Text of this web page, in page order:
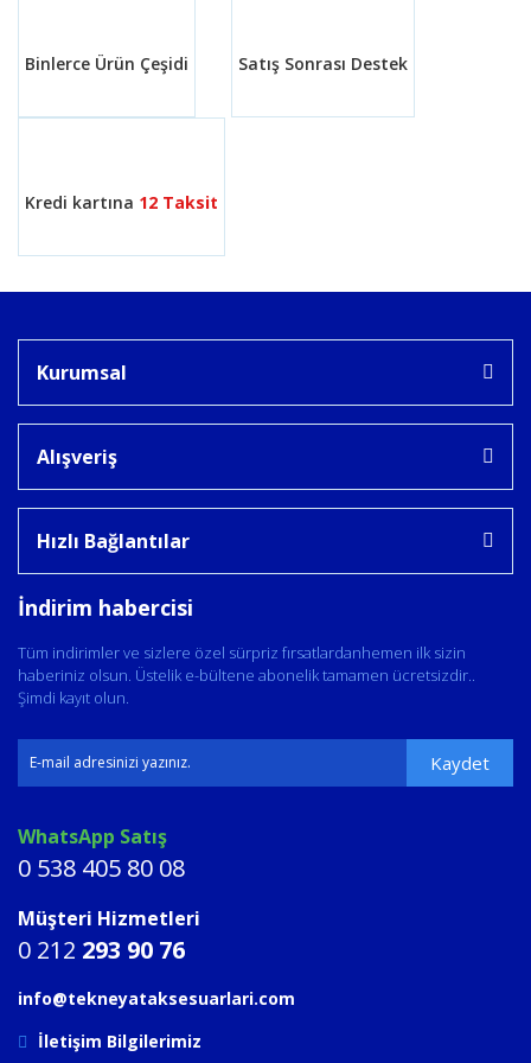
Binlerce Ürün Çeşidi Satış Sonrası Destek
Kredi kartına 12 Taksit
Kurumsal
Alışveriş
Hızlı Bağlantılar
İndirim habercisi
Tüm indirimler ve sizlere özel sürpriz fırsatlardanhemen ilk sizin
haberiniz olsun. Üstelik e-bültene abonelik tamamen ücretsizdir..
Şimdi kayıt olun.
Kaydet
WhatsApp Satış
0 538 405 80 08
Müşteri Hizmetleri
0 212 293 90 76
info@tekneyataksesuarlari.com
İletişim Bilgilerimiz